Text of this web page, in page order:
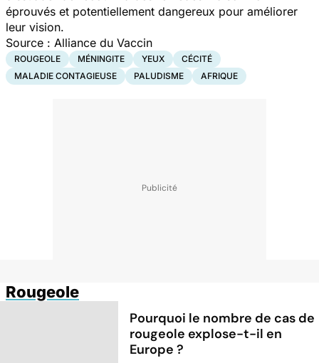
éprouvés et potentiellement dangereux pour améliorer
leur vision.
Source : Alliance du Vaccin
ROUGEOLE MÉNINGITE YEUX
CÉCITÉ
MALADIE CONTAGIEUSE
PALUDISME AFRIQUE
Rougeole
Pourquoi le nombre de cas de
rougeole explose-t-il en
Europe ?